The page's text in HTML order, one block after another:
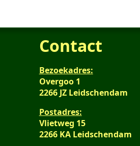
Contact
Bezoekadres:
Overgoo 1
2266 JZ Leidschendam
Postadres:
Vlietweg 15
2266 KA Leidschendam